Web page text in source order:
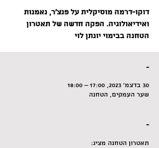
דוקו-דרמה מוסיקלית על פנצ'ר, נאמנות
ואידיאולוגיה. הפקה חדשה של תאטרון
הטחנה בבימוי יונתן לוי
-
30 בדצמ׳ 2023, 17:00 – 18:00
שער העמקים, הטחנה
-
תאטרון הטחנה מציג: